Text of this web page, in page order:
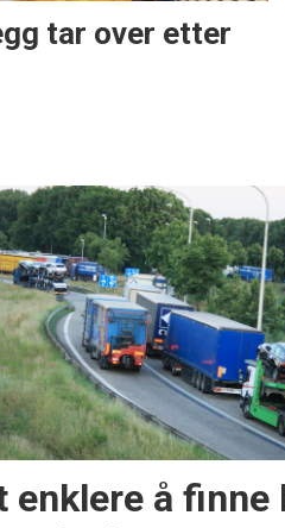
tar over etter
enklere å finne